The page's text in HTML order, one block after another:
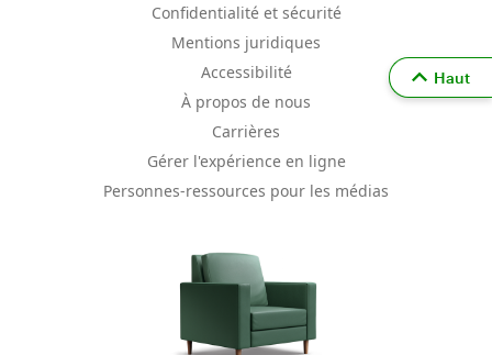
Confidentialité et sécurité
Mentions juridiques
Accessibilité
À propos de nous
Carrières
Gérer l'expérience en ligne
Personnes-ressources pour les médias
Haut